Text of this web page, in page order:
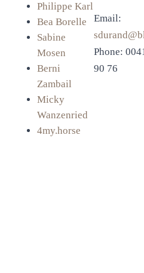
Philippe Karl
Bea Borelle
Sabine
Mosen
Berni
Zambail
Micky
Wanzenried
4my.horse
Email:
Phone:
90 76